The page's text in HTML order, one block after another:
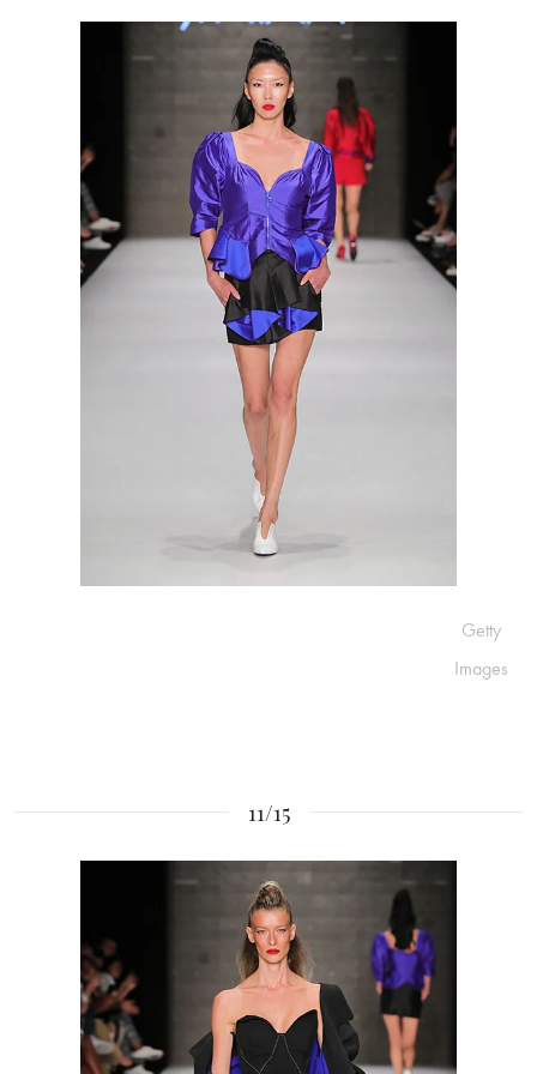
Getty
Images
11/15